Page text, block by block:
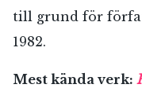
till grund för
1982.
Mest kända verk: